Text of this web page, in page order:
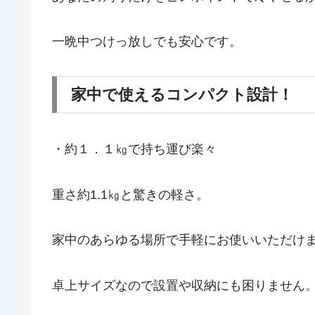
一晩中つけっ放しでも安心です。
家中で使えるコンパクト設計！
・約１．１㎏で持ち運び楽々
重さ約1.1㎏と驚きの軽さ。
家中のあらゆる場所で手軽にお使いいただけま
卓上サイズなので設置や収納にも困りません。